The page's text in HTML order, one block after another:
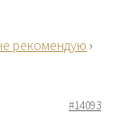
рекомендую›
#14093